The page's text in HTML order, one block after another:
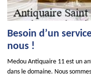
Besoin d’un
nous !
Medou Antiquaire 11 est un
dans le domaine. Nous